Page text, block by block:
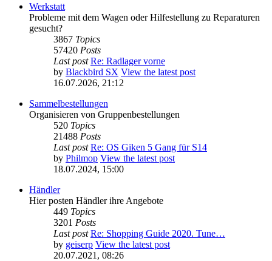
Werkstatt
Probleme mit dem Wagen oder Hilfestellung zu Reparaturen
gesucht?
3867 Topics
57420 Posts
Last post Re: Radlager vorne
by Blackbird SX View the latest post
16.07.2026, 21:12
Sammelbestellungen
Organisieren von Gruppenbestellungen
520 Topics
21488 Posts
Last post Re: OS Giken 5 Gang für S14
by Philmop View the latest post
18.07.2024, 15:00
Händler
Hier posten Händler ihre Angebote
449 Topics
3201 Posts
Last post Re: Shopping Guide 2020. Tune…
by geiserp View the latest post
20.07.2021, 08:26